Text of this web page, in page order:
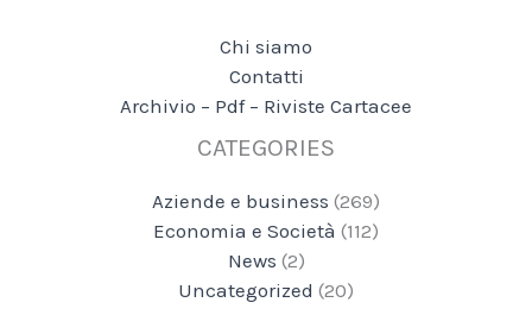
Chi siamo
Contatti
Archivio – Pdf – Riviste Cartacee
CATEGORIES
Aziende e business (269)
Economia e Società (112)
News (2)
Uncategorized (20)